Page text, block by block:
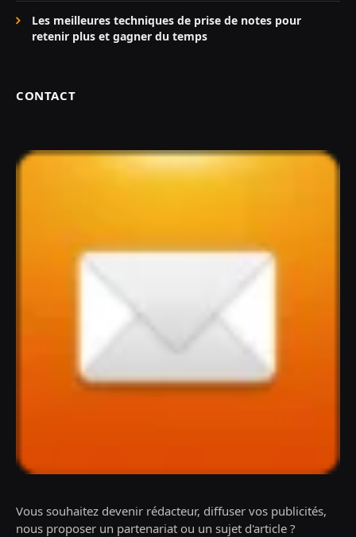
Les meilleures techniques de prise de notes pour
retenir plus et gagner du temps
CONTACT
Vous souhaitez devenir rédacteur, diffuser vos publicités,
nous proposer un partenariat ou un sujet d'article ?